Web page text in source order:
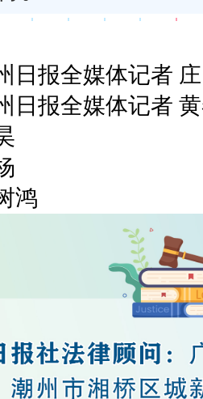
日报全媒体记者
日报全媒体记者
鸿